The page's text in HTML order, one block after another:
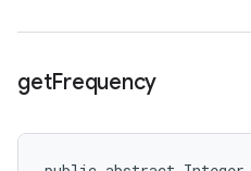
getFrequency